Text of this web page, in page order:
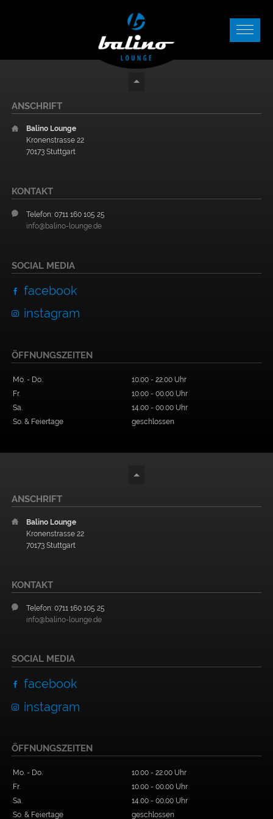
ANSCHRIFT
Balino Lounge
Kronenstrasse 22
70173 Stuttgart
KONTAKT
Telefon: 0711 160 105 25
info@balino-lounge.de
SOCIAL MEDIA
facebook
instagram
ÖFFNUNGSZEITEN
Mo. - Do.
10.00 - 22.00 Uhr
Fr.
10.00 - 00.00 Uhr
Sa.
14.00 - 00.00 Uhr
So. & Feiertage
geschlossen
ANSCHRIFT
Balino Lounge
Kronenstrasse 22
70173 Stuttgart
KONTAKT
Telefon: 0711 160 105 25
info@balino-lounge.de
SOCIAL MEDIA
facebook
instagram
ÖFFNUNGSZEITEN
Mo. - Do.
10.00 - 22.00 Uhr
Fr.
10.00 - 00.00 Uhr
Sa.
14.00 - 00.00 Uhr
So. & Feiertage
geschlossen